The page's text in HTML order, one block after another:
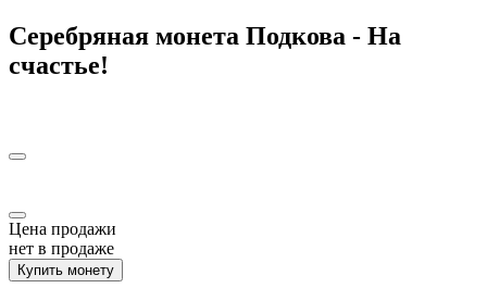
Серебряная монета Подкова - На
счастье!
Цена продажи
нет в продаже
Купить монету